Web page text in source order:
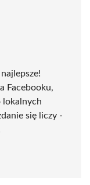
Facebooku,
lokalnych
się liczy -